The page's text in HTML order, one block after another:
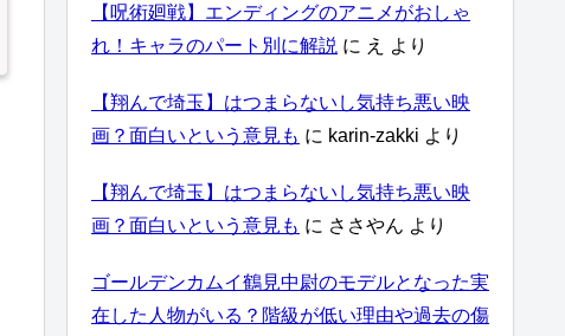
【呪術廻戦】エンディングのアニメがおしゃ
れ！キャラのパート別に解説 に え より
【翔んで埼玉】はつまらないし気持ち悪い映
画？面白いという意見も に karin-zakki より
【翔んで埼玉】はつまらないし気持ち悪い映
画？面白いという意見も に ささやん より
ゴールデンカムイ鶴見中尉のモデルとなった実
在した人物がいる？階級が低い理由や過去の傷